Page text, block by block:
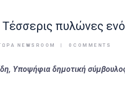
Τέσσερις πυλώνες
NEWSROOM 0 COMMENTS
Υποψήφια δημοτική